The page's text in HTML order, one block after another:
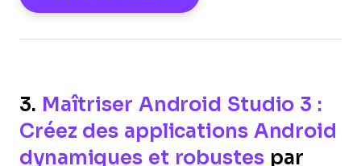
3. Maîtriser Android Studio 3 :
Créez des applications Android
dynamiques et robustespar